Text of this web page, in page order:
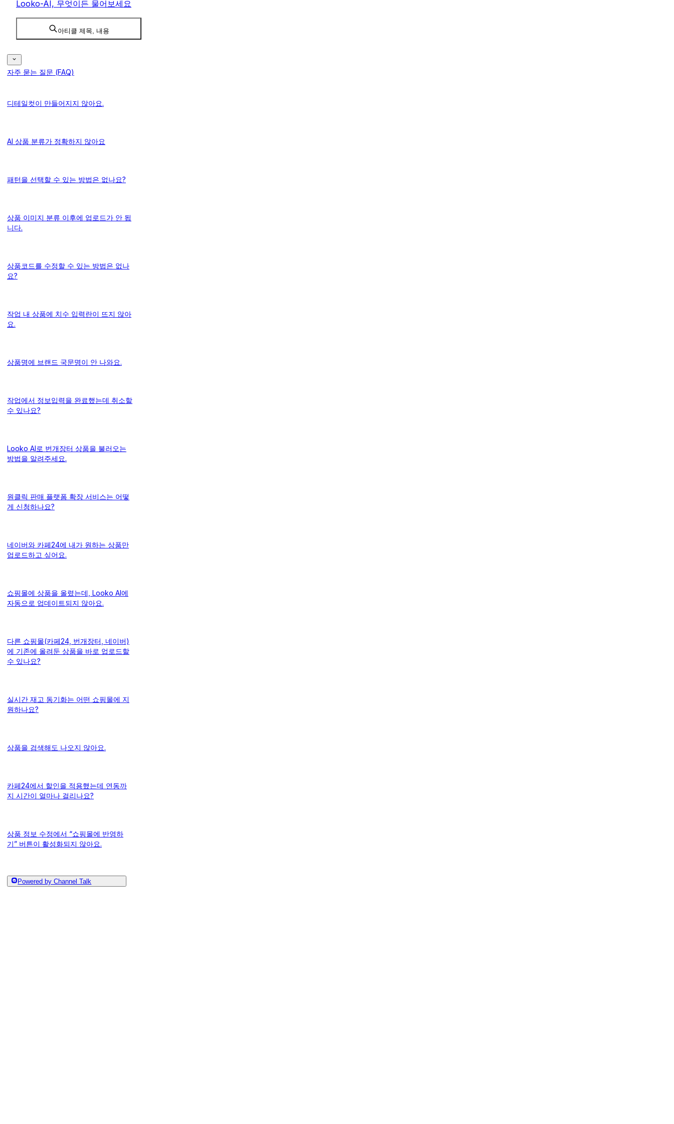
Looko-AI, 무엇이든 물어보세요
아티클 제목, 내용
자주 묻는 질문 (FAQ)
디테일컷이 만들어지지 않아요.
AI 상품 분류가 정확하지 않아요
패턴을 선택할 수 있는 방법은 없나요?
상품 이미지 분류 이후에 업로드가 안 됩
니다.
상품코드를 수정할 수 있는 방법은 없나
요?
작업 내 상품에 치수 입력란이 뜨지 않아
요.
상품명에 브랜드 국문명이 안 나와요.
작업에서 정보입력을 완료했는데 취소할
수 있나요?
Looko AI로 번개장터 상품을 불러오는
방법을 알려주세요.
원클릭 판매 플랫폼 확장 서비스는 어떻
게 신청하나요?
네이버와 카페24에 내가 원하는 상품만
업로드하고 싶어요.
쇼핑몰에 상품을 올렸는데, Looko AI에
자동으로 업데이트되지 않아요.
다른 쇼핑몰(카페24, 번개장터, 네이버)
에 기존에 올려둔 상품을 바로 업로드할
수 있나요?
실시간 재고 동기화는 어떤 쇼핑몰에 지
원하나요?
상품을 검색해도 나오지 않아요.
카페24에서 할인을 적용했는데 연동까
지 시간이 얼마나 걸리나요?
상품 정보 수정에서 “쇼핑몰에 반영하
기” 버튼이 활성화되지 않아요.
이미 쇼핑몰에 올린 상품을 삭제하고 재
Powered by Channel Talk